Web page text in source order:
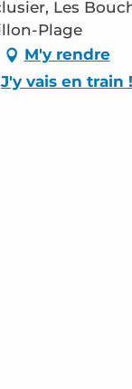
Les
Plage
M'y rendre
J'y vais en train !